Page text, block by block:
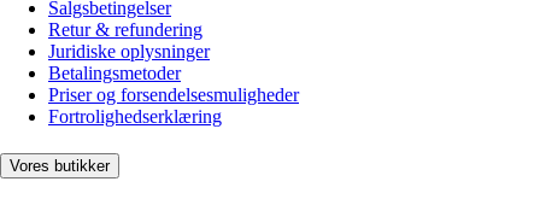
Salgsbetingelser
Retur & refundering
Juridiske oplysninger
Betalingsmetoder
Priser og forsendelsesmuligheder
Fortrolighedserklæring
Vores butikker